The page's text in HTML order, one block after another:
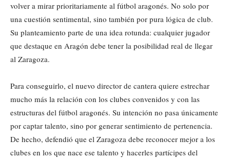
volver a mirar prioritariamente al fútbol aragonés. No solo por
una cuestión sentimental, sino también por pura lógica de club.
Su planteamiento parte de una idea rotunda: cualquier jugador
que destaque en Aragón debe tener la posibilidad real de llegar
al Zaragoza.
Para conseguirlo, el nuevo director de cantera quiere estrechar
mucho más la relación con los clubes convenidos y con las
estructuras del fútbol aragonés. Su intención no pasa únicamente
por captar talento, sino por generar sentimiento de pertenencia.
De hecho, defendió que el Zaragoza debe reconocer mejor a los
clubes en los que nace ese talento y hacerles partícipes del